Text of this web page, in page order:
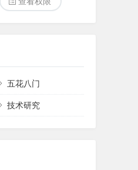
五花八门
技术研究